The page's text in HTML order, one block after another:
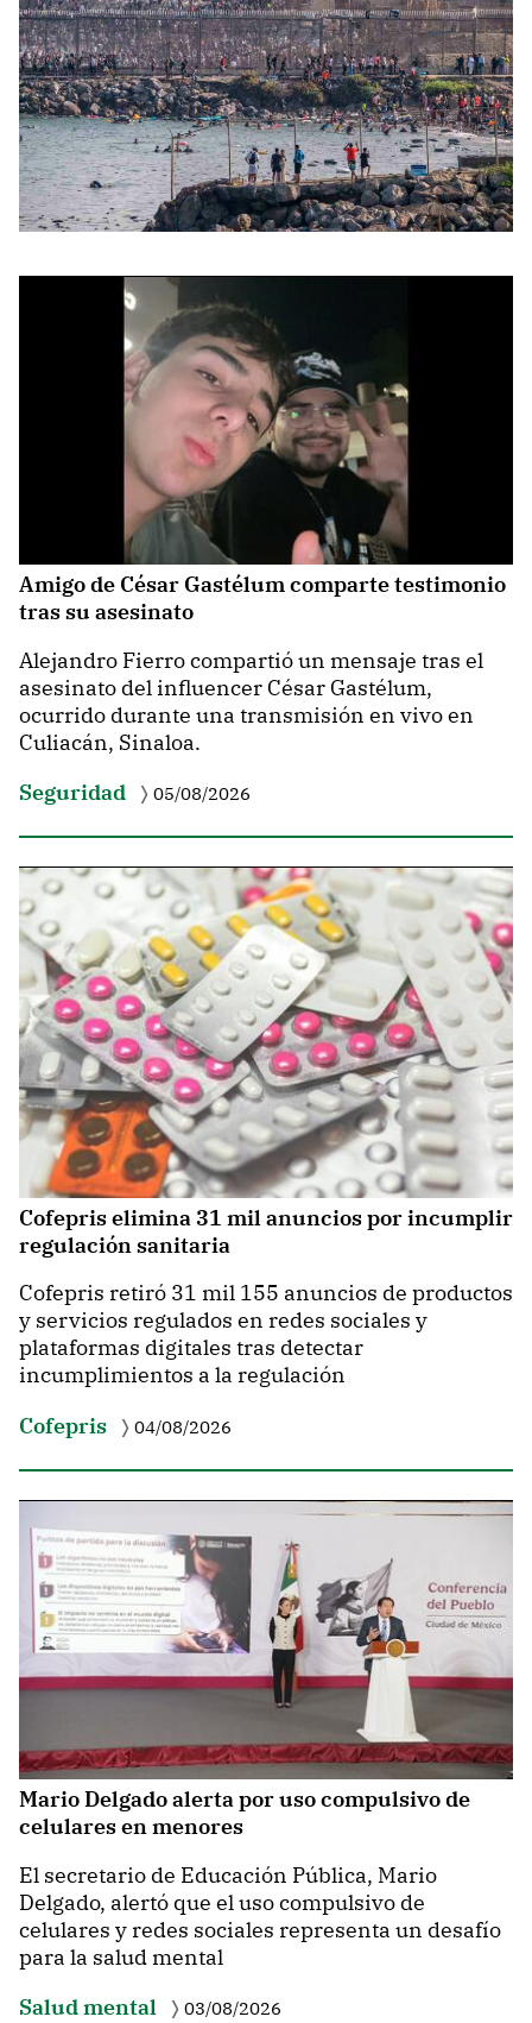
Amigo de César Gastélum comparte testimonio
tras su asesinato
Alejandro Fierro compartió un mensaje tras el
asesinato del influencer César Gastélum,
ocurrido durante una transmisión en vivo en
Culiacán, Sinaloa.
Seguridad
05/08/2026
Cofepris elimina 31 mil anuncios por incumplir
regulación sanitaria
Cofepris retiró 31 mil 155 anuncios de productos
y servicios regulados en redes sociales y
plataformas digitales tras detectar
incumplimientos a la regulación
Cofepris
04/08/2026
Mario Delgado alerta por uso compulsivo de
celulares en menores
El secretario de Educación Pública, Mario
Delgado, alertó que el uso compulsivo de
celulares y redes sociales representa un desafío
para la salud mental
Salud mental
03/08/2026